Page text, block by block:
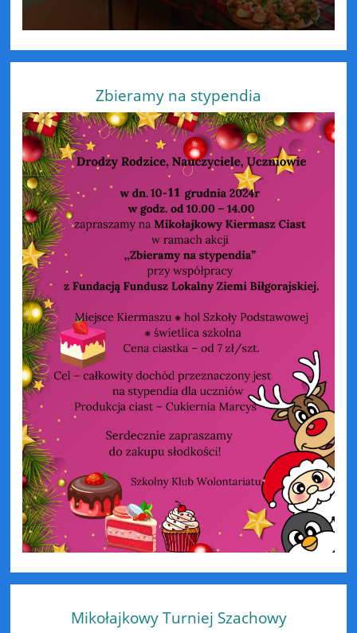
Zbieramy na stypendia
Mikołajkowy Turniej Szachowy